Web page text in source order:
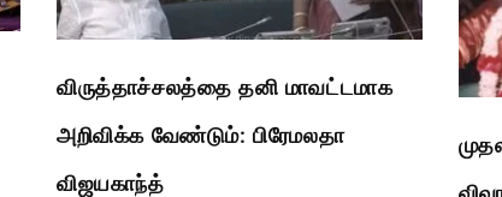
விருத்தாச்சலத்தை தனி மாவட்டமாக
அறிவிக்க வேண்டும்: பிரேமலதா
விஜயகாந்த்